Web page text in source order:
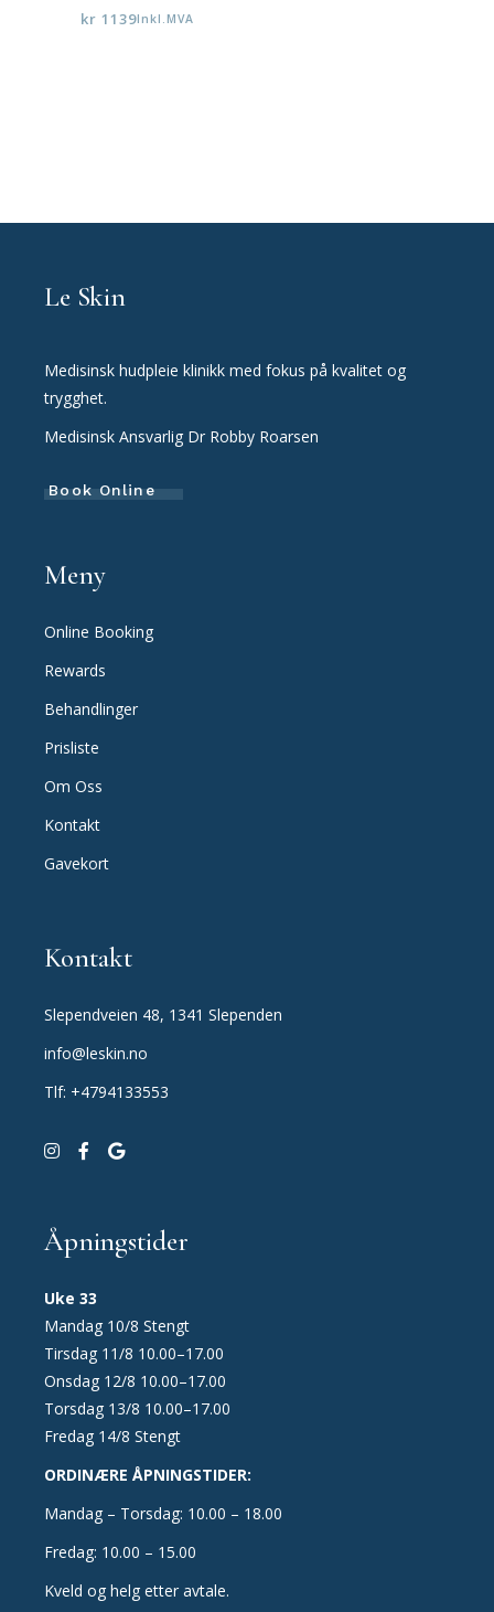
kr 1139Inkl.MVA
Le Skin
Medisinsk hudpleie klinikk med fokus på kvalitet og
trygghet.
Medisinsk Ansvarlig Dr Robby Roarsen
Book Online
Meny
Online Booking
Rewards
Behandlinger
Prisliste
Om Oss
Kontakt
Gavekort
Kontakt
Slependveien 48, 1341 Slependen
info@leskin.no
Tlf: +4794133553
Åpningstider
Uke 33
Mandag 10/8 Stengt
Tirsdag 11/8 10.00–17.00
Onsdag 12/8 10.00–17.00
Torsdag 13/8 10.00–17.00
Fredag 14/8 Stengt
ORDINÆRE ÅPNINGSTIDER:
Mandag – Torsdag: 10.00 – 18.00
Fredag: 10.00 – 15.00
Kveld og helg etter avtale.